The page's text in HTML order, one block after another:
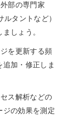
部の専門家
ルタントなど）
しょう。
を更新する頻
加・修正しま
ス解析などの
ジの効果を測定